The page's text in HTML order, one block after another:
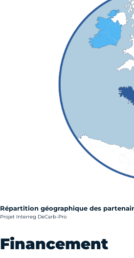
Répartition géographique des
Crédit photo :
Projet Interreg DeCarb-Pro
Financement